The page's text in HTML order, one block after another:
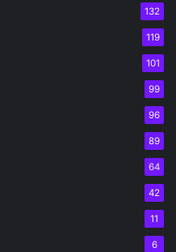
132
119
101
99
96
89
64
42
11
6